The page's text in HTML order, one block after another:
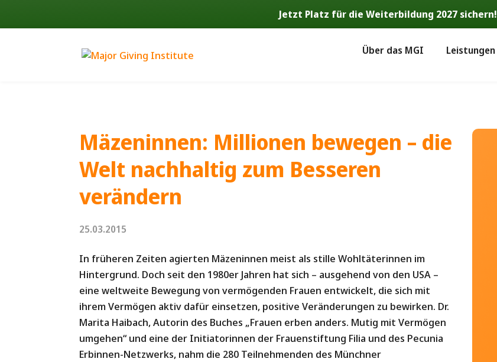
Jetzt Platz für die Weiterbildung 2027 sichern!
Über das MGI Leistungen
Mäzeninnen: Millionen bewegen – die
Welt nachhaltig zum Besseren
verändern
25.03.2015
In früheren Zeiten agierten Mäzeninnen meist als stille Wohltäterinnen im
Hintergrund. Doch seit den 1980er Jahren hat sich – ausgehend von den USA –
eine weltweite Bewegung von vermögenden Frauen entwickelt, die sich mit
ihrem Vermögen aktiv dafür einsetzen, positive Veränderungen zu bewirken. Dr.
Marita Haibach, Autorin des Buches „Frauen erben anders. Mutig mit Vermögen
umgehen“ und eine der Initiatorinnen der Frauenstiftung Filia und des Pecunia
Erbinnen-Netzwerks, nahm die 280 Teilnehmenden des Münchner